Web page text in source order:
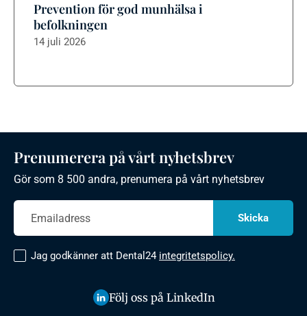
Prevention för god munhälsa i
befolkningen
14 juli 2026
Prenumerera på vårt nyhetsbrev
Gör som 8 500 andra, prenumera på vårt nyhetsbrev
Jag godkänner att Dental24 integritetspolicy.
Följ oss på LinkedIn